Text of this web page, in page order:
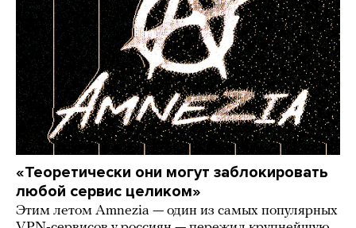
«Теоретически они могут заблокировать
любой сервис целиком»
Этим летом Amnezia — один из самых популярных